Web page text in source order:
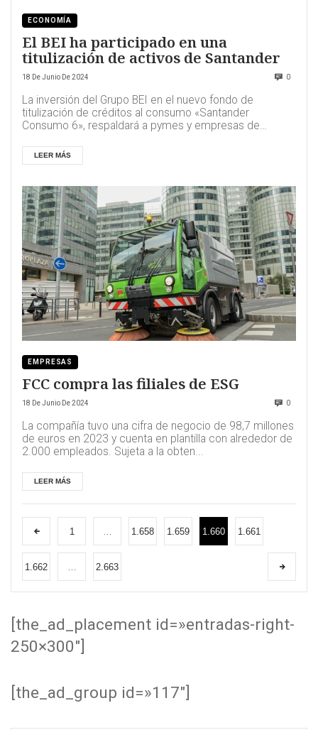
ECONOMÍA
El BEI ha participado en una
titulización de activos de Santander
18 De Junio De 2024 0
La inversión del Grupo BEI en el nuevo fondo de
titulización de créditos al consumo «Santander
Consumo 6», respaldará a pymes y empresas de
LEER MÁS
EMPRESAS
FCC compra las filiales de ESG
18 De Junio De 2024 0
La compañía tuvo una cifra de negocio de 98,7 millones
de euros en 2023 y cuenta en plantilla con alrededor de
2.000 empleados. Sujeta a la obten...
LEER MÁS
1 1.658 1.659 1.660 1.661
1.662 2.663
[the_ad_placement id=»entradas-right-
250×300″]
[the_ad_group id=»117″]